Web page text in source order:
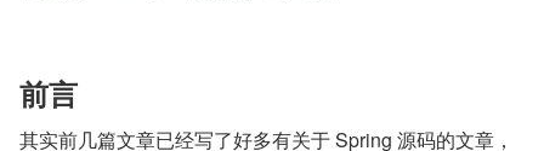
前言
其实前几篇文章已经写了好多有关于 Spring 源码的文章，